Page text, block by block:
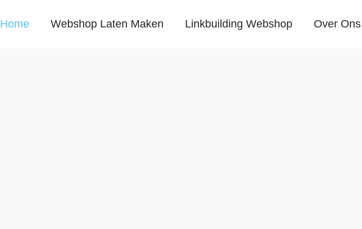
Home Webshop Laten Maken Linkbuilding Webshop Over Ons